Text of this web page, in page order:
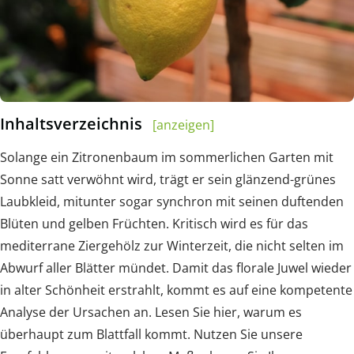
Inhaltsverzeichnis
[anzeigen]
Solange ein Zitronenbaum im sommerlichen Garten mit
Sonne satt verwöhnt wird, trägt er sein glänzend-grünes
Laubkleid, mitunter sogar synchron mit seinen duftenden
Blüten und gelben Früchten. Kritisch wird es für das
mediterrane Ziergehölz zur Winterzeit, die nicht selten im
Abwurf aller Blätter mündet. Damit das florale Juwel wieder
in alter Schönheit erstrahlt, kommt es auf eine kompetente
Analyse der Ursachen an. Lesen Sie hier, warum es
überhaupt zum Blattfall kommt. Nutzen Sie unsere